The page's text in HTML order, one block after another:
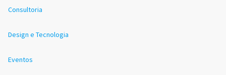
Consultoria
Design e Tecnologia
Eventos